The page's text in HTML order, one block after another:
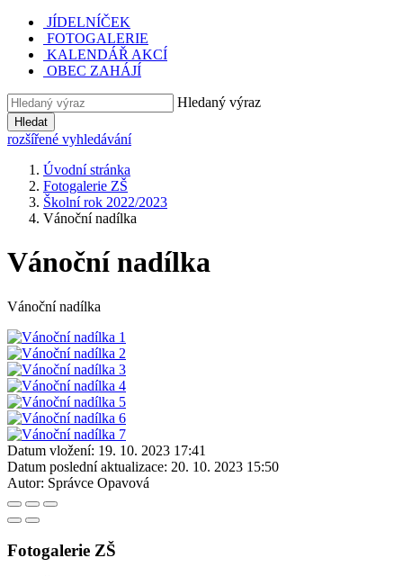
JÍDELNÍČEK
FOTOGALERIE
KALENDÁŘ AKCÍ
OBEC ZAHÁJÍ
Hledaný výraz
Hledat
rozšířené vyhledávání
Úvodní stránka
Fotogalerie ZŠ
Školní rok 2022/2023
Vánoční nadílka
Vánoční nadílka
Vánoční nadílka
Datum vložení: 19. 10. 2023 17:41
Datum poslední aktualizace: 20. 10. 2023 15:50
Autor: Správce Opavová
Fotogalerie ZŠ